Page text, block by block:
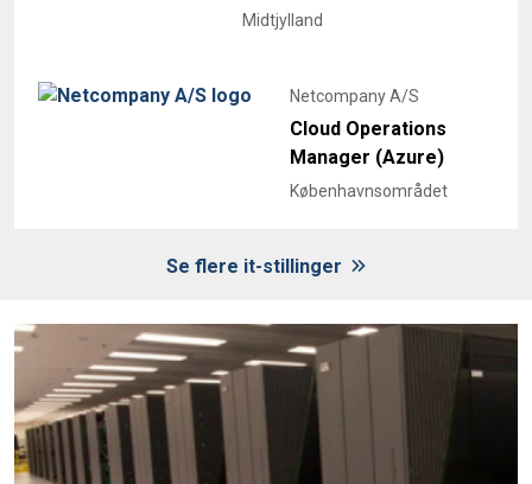
Midtjylland
Netcompany A/S
Cloud Operations
Manager (Azure)
Københavnsområdet
Se flere it-stillinger